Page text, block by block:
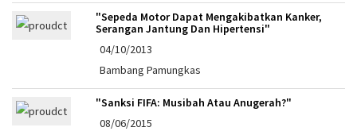
"Sepeda Motor Dapat Mengakibatkan Kanker,
Serangan Jantung Dan Hipertensi"
04/10/2013
Bambang Pamungkas
"Sanksi FIFA: Musibah Atau Anugerah?"
08/06/2015